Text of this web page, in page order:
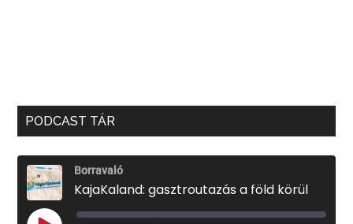
PODCAST TÁR
Borravaló
KajaKaland: gasztroutazás a föld körül